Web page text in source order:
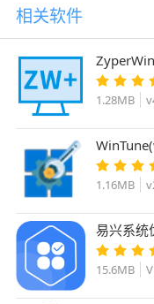
相关软件
v4.0 绿色
1.28MB
件)
1.16MB
易兴系统
15.6MB